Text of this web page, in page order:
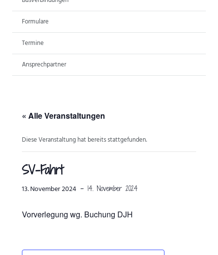
ANSPRECHPARTNER
Formulare
Termine
Ansprechpartner
« Alle Veranstaltungen
Diese Veranstaltung hat bereits stattgefunden.
SV-Fahrt
13. November 2024 - 14. November 2024
Vorverlegung wg. Buchung DJH